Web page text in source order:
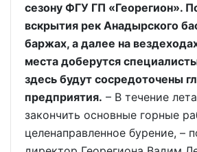
сезону ФГУ ГП «Георегион».
вскрытия рек Анадырского
баржах, а далее на
места доберутся
здесь будут сосредоточены
предприятия. – В течение
закончить основные горные
целенаправленное бурение, –